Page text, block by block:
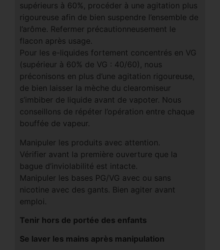
supérieurs à 60%, procéder à une agitation plus
rigoureuse afin de bien suspendre l’ensemble de
l’arôme. Refermer précautionneusement le
flacon après usage.
Pour les e-liquides fortement concentrés en VG
(supérieur à 60% de VG : 40/60), nous
préconisons en plus d’une agitation rigoureuse,
de bien laisser la mèche du clearomiseur
s’imbiber de liquide avant de vapoter. Nous
conseillons de répéter l’opération entre chaque
bouffée de vapeur.
Manipuler les produits avec attention.
Vérifier avant la première ouverture que la
bague d’inviolabilité est intacte.
Manipuler les bases PG/VG avec ou sans
nicotine avec des gants. Bien agiter avant
emploi.
Tenir hors de portée des enfants
Se laver les mains après manipulation